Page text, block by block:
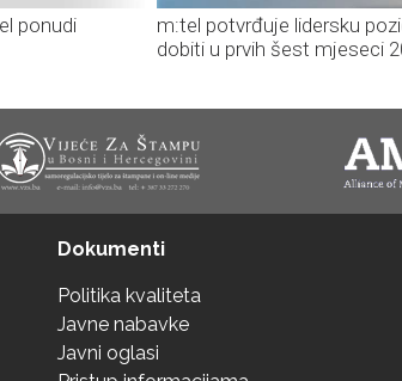
ponudi
m:tel potvrđuje lidersku
dobiti u prvih šest mjeseci
Dokumenti
Politika kvaliteta
Javne nabavke
Javni oglasi